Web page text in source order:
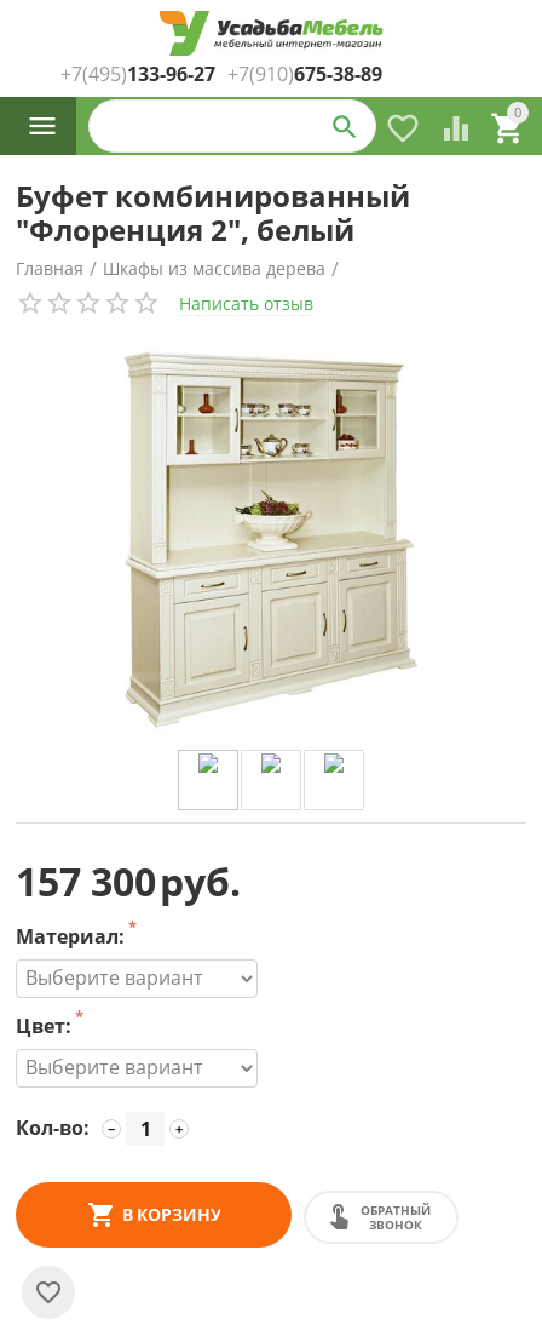
+7(495)133-96-27 +7(910)675-38-89
0

 

Каталог
товаров
Буфет комбинированный
"Флоренция 2", белый
Главная / Шкафы из массива дерева /
Все шкафы и корпусная мебель /
Написать отзыв
157 300руб.
Материал:
Цвет:
Кол-во: +
−
В КОРЗИНУ
ОБРАТНЫЙ
ЗВОНОК